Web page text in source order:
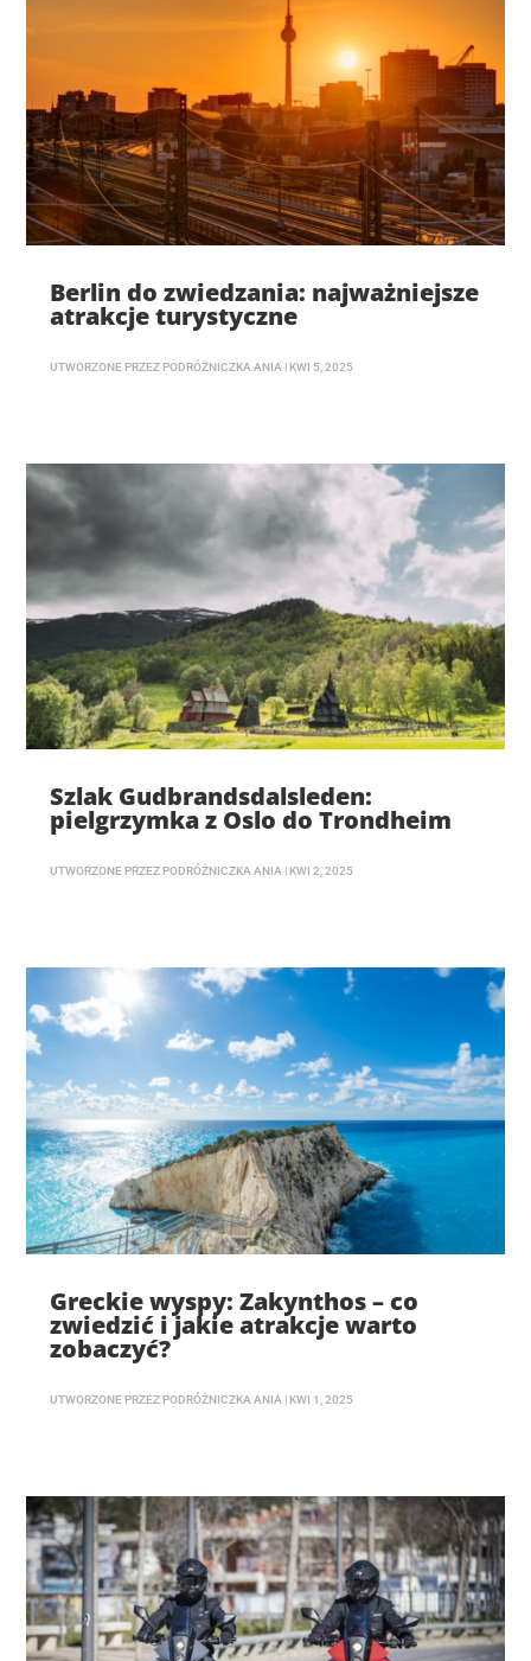
Berlin do zwiedzania: najważniejsze
atrakcje turystyczne
UTWORZONE PRZEZ PODRÓŻNICZKA ANIA | KWI 5, 2025
Szlak Gudbrandsdalsleden:
pielgrzymka z Oslo do Trondheim
UTWORZONE PRZEZ PODRÓŻNICZKA ANIA KWI 2, 2025
Greckie wyspy: Zakynthos – co
zwiedzić i jakie atrakcje warto
zobaczyć?
UTWORZONE PRZEZ PODRÓŻNICZKA ANIA | KWI 1, 2025